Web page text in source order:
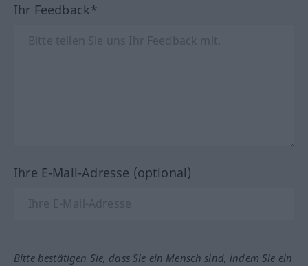
Ihr Feedback*
Ihre E-Mail-Adresse (optional)
Bitte bestätigen Sie, dass Sie ein Mensch sind, indem Sie ein